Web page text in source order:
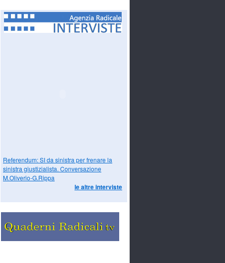
Referendum: SI da sinistra per frenare la
sinistra giustizialista. Conversazione
M.Oliverio-G.Rippa
le altre interviste